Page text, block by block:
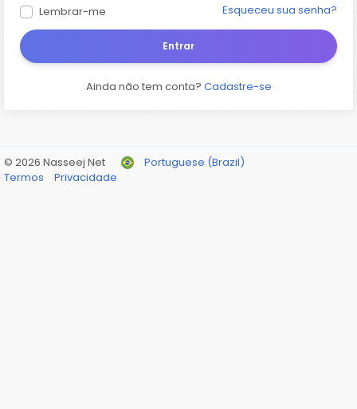
Lembrar-me Esqueceu sua senha?
Entrar
Ainda não tem conta? Cadastre-se
© 2026 Nasseej Net
Portuguese (Brazil)
Termos
Privacidade